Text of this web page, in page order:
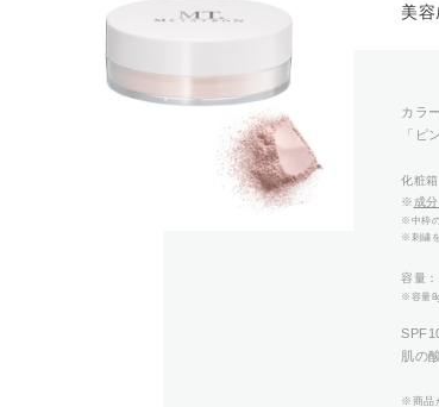
美
カラ
「ピ
化粧
※ 成
※中枠
※刺繍
容量
※容量
肌の
※商品